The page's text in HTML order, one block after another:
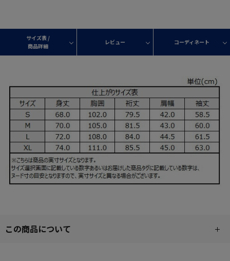
サイズ表 /
商品詳細
レビュー コーディネート
この商品について